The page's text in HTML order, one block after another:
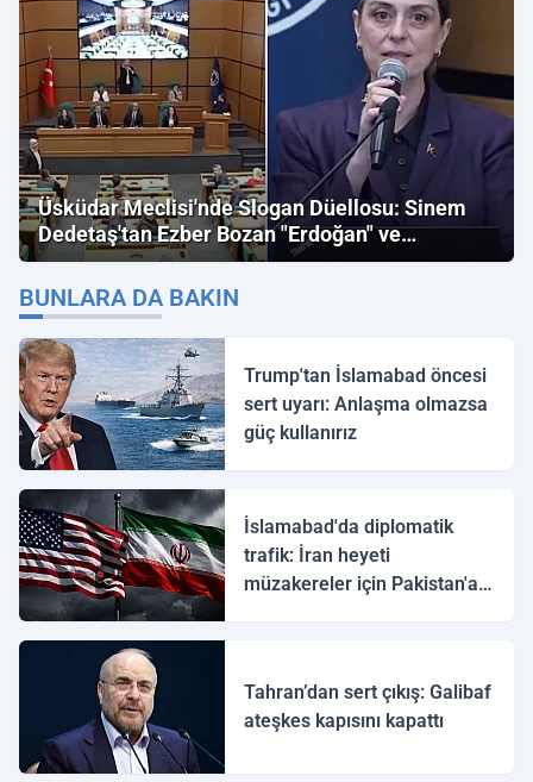
Üsküdar Meclisi'nde Slogan Düellosu: Sinem
Dedetaş'tan Ezber Bozan "Erdoğan" ve
"İmamoğlu" Çıkışı!
BUNLARA DA BAKIN
Trump'tan İslamabad öncesi
sert uyarı: Anlaşma olmazsa
güç kullanırız
İslamabad'da diplomatik
trafik: İran heyeti
müzakereler için Pakistan'a
Tahran’dan sert çıkış: Galibaf
ateşkes kapısını kapattı